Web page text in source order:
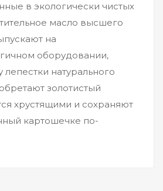
в экологически чистых
масло высшего
на
оборудовании,
лепестки натурального
золотистый
хрустящими и сохраняют
картошечке по-